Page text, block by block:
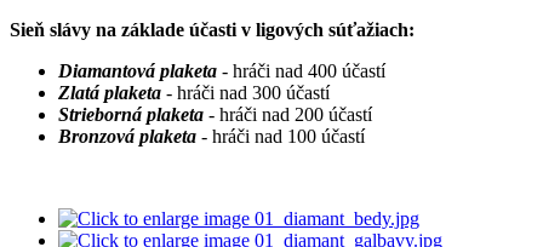
Sieň slávy na základe účasti v ligových súťažiach:
Diamantová plaketa - hráči nad 400 účastí
Zlatá plaketa - hráči nad 300 účastí
Strieborná plaketa - hráči nad 200 účastí
Bronzová plaketa - hráči nad 100 účastí